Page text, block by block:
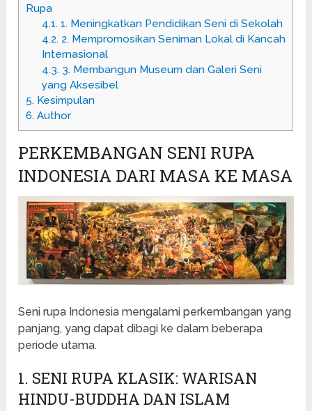
Rupa
4.1.1. Meningkatkan Pendidikan Seni di Sekolah
4.2.2. Mempromosikan Seniman Lokal di Kancah
Internasional
4.3.3. Membangun Museum dan Galeri Seni
yang Aksesibel
5. Kesimpulan
6. Author
PERKEMBANGAN SENI RUPA
INDONESIA DARI MASA KE MASA
Seni rupa Indonesia mengalami perkembangan yang
panjang, yang dapat dibagi ke dalam beberapa
periode utama.
1. SENI RUPA KLASIK: WARISAN
HINDU-BUDDHA DAN ISLAM